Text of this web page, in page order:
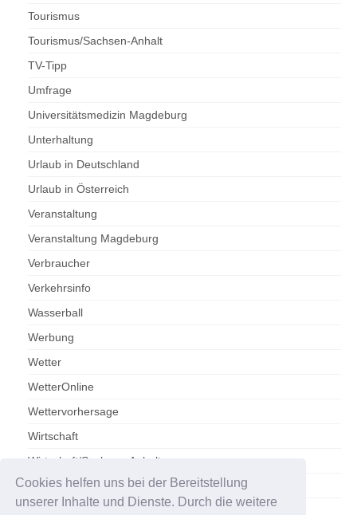
Cookies helfen uns bei der Bereitstellung
unserer Inhalte und Dienste. Durch die weitere
Tourismus
Tourismus/Sachsen-Anhalt
TV-Tipp
Umfrage
Universitätsmedizin Magdeburg
Unterhaltung
Urlaub in Deutschland
Urlaub in Österreich
Veranstaltung
Veranstaltung Magdeburg
Verbraucher
Verkehrsinfo
Wasserball
Werbung
Wetter
WetterOnline
Wettervorhersage
Wirtschaft
Wirtschaft/Sachsen-Anhalt
Zoo Magdeburg